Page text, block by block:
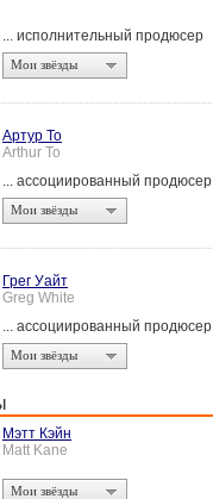
... исполнительный продюсер
Мои звёзды
Артур То
Arthur To
... ассоциированный продюсер
Мои звёзды
Грег Уайт
Greg White
... ассоциированный продюсер
Мои звёзды
Мэтт Кэйн
Matt Kane
Мои звёзды